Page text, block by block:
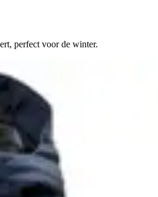
perfect voor de winter.